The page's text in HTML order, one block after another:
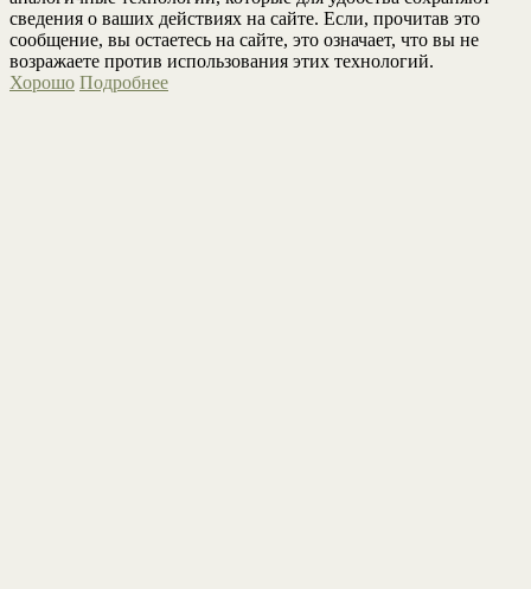
сведения о ваших действиях на сайте. Если, прочитав это
сообщение, вы остаетесь на сайте, это означает, что вы не
возражаете против использования этих технологий.
Хорошо Подробнее